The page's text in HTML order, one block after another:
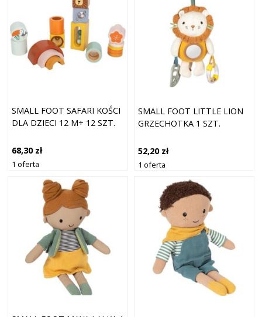
SMALL FOOT SAFARI KOŚCI
DLA DZIECI 12 M+ 12 SZT.
68,30 zł
1 oferta
SMALL FOOT LITTLE LION
GRZECHOTKA 1 SZT.
52,20 zł
1 oferta